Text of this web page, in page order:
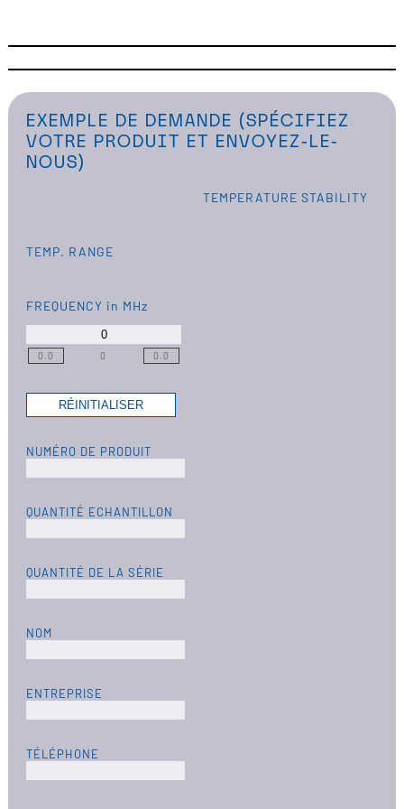
EXEMPLE DE DEMANDE (SPÉCIFIEZ
VOTRE PRODUIT ET ENVOYEZ-LE-
NOUS)
TEMPERATURE STABILITY
TEMP. RANGE
FREQUENCY in MHz
0.0 0 0.0
NUMÉRO DE PRODUIT
QUANTITÉ ECHANTILLON
QUANTITÉ DE LA SÉRIE
NOM
ENTREPRISE
TÉLÉPHONE